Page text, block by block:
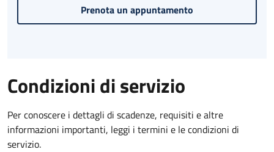
Prenota un appuntamento
Condizioni di servizio
Per conoscere i dettagli di scadenze, requisiti e altre
informazioni importanti, leggi i termini e le condizioni di
servizio.